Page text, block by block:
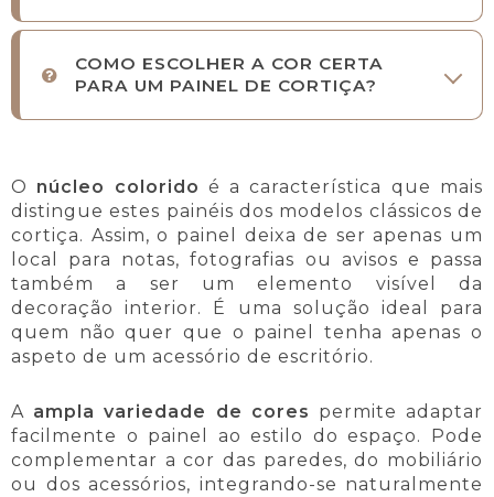
COMO ESCOLHER A COR CERTA
PARA UM PAINEL DE CORTIÇA?
O núcleo colorido é a característica que mais
distingue estes painéis dos modelos clássicos de
cortiça. Assim, o painel deixa de ser apenas um
local para notas, fotografias ou avisos e passa
também a ser um elemento visível da
decoração interior. É uma solução ideal para
quem não quer que o painel tenha apenas o
aspeto de um acessório de escritório.
A ampla variedade de cores permite adaptar
facilmente o painel ao estilo do espaço. Pode
complementar a cor das paredes, do mobiliário
ou dos acessórios, integrando-se naturalmente